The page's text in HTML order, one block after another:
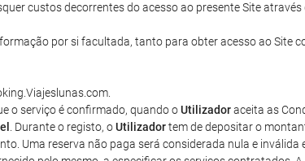
custos decorrentes do acesso ao presente Site
por si facultada, tanto para obter acesso ao Site
o serviço é confirmado, quando oUtilizadoraceita as
. Durante o registo, oUtilizadortem de depositar o
Uma reserva não paga será considerada nula e